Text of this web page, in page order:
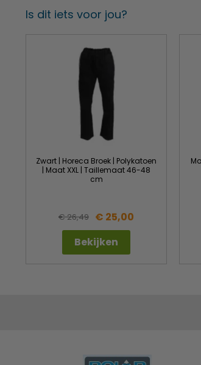
Is dit iets voor jou?
Zwart | Horeca Broek | Polykatoen
| Maat XXL | Taillemaat 46-48
cm
€ 26,49 € 25,00
Bekijken